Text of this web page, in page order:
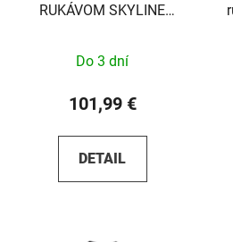
RUKÁVOM SKYLINE
Do 3 dní
101,99 €
DETAIL